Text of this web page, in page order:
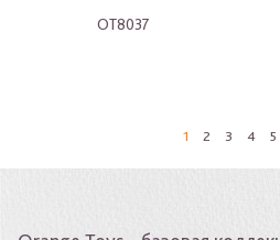
OT8037
1 2 3 4 5